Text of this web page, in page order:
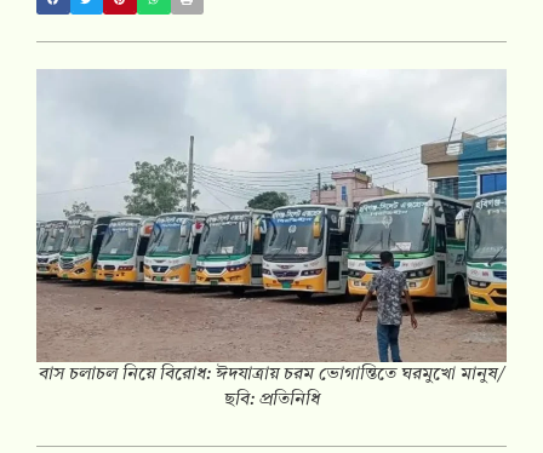
বাস চলাচল নিয়ে বিরোধ: ঈদযাত্রায় চরম ভোগান্তিতে ঘরমুখো মানুষ/
ছবি: প্রতিনিধি